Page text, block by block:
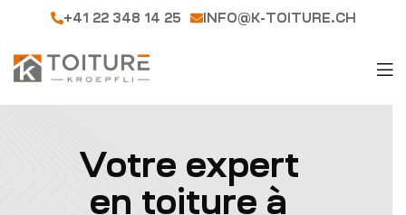
+41 22 348 14 25 INFO@K-TOITURE.CH
Votre expert
en toiture à